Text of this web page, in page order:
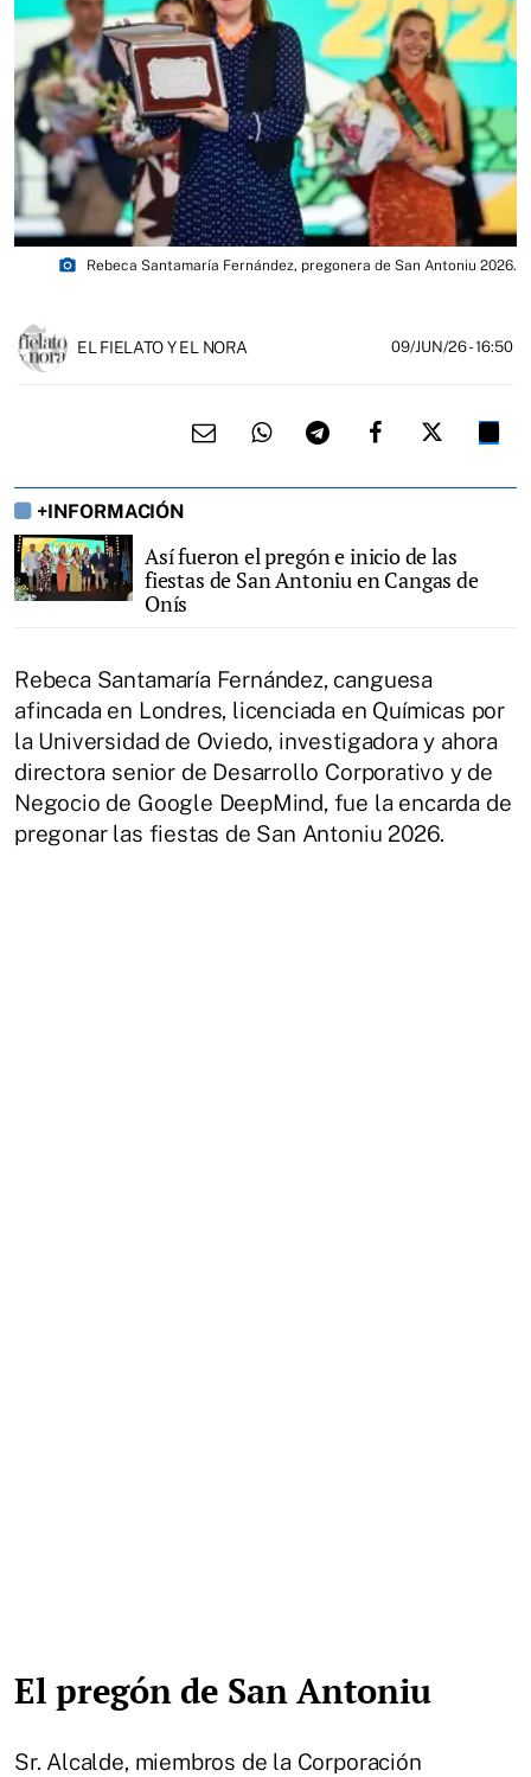
photo_camera Rebeca Santamaría Fernández, pregonera de San Antoniu 2026.
EL FIELATO Y EL NORA 09/JUN/26- 16:50
+INFORMACIÓN
Así fueron el pregón e inicio de las
fiestas de San Antoniu en Cangas de
Onís
Rebeca Santamaría Fernández, canguesa
afincada en Londres, licenciada en Químicas por
la Universidad de Oviedo, investigadora y ahora
directora senior de Desarrollo Corporativo y de
Negocio de Google DeepMind, fue la encarda de
pregonar las fiestas de San Antoniu 2026.
El pregón de San Antoniu
Sr. Alcalde, miembros de la Corporación